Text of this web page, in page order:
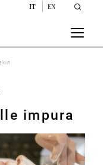
IT EN
impura